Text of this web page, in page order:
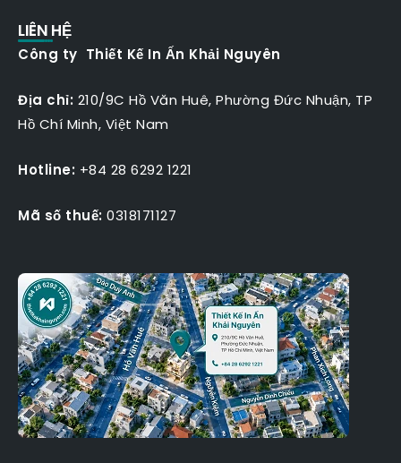
LIÊN HỆ
Công ty Thiết Kế In Ấn Khải Nguyên
Địa chỉ: 210/9C Hồ Văn Huê, Phường Đức Nhuận, TP
Hồ Chí Minh, Việt Nam
Hotline: +84 28 6292 1221
Mã số thuế: 0318171127